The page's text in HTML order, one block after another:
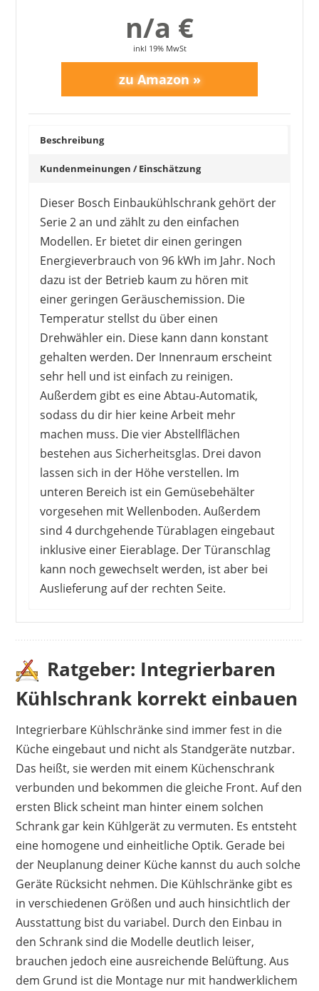
n/a €
inkl 19% MwSt
Beschreibung
Kundenmeinungen / Einschätzung
Dieser Bosch Einbaukühlschrank gehört der
Serie 2 an und zählt zu den einfachen
Modellen. Er bietet dir einen geringen
Energieverbrauch von 96 kWh im Jahr. Noch
dazu ist der Betrieb kaum zu hören mit
einer geringen Geräuschemission. Die
Temperatur stellst du über einen
Drehwähler ein. Diese kann dann konstant
gehalten werden. Der Innenraum erscheint
sehr hell und ist einfach zu reinigen.
Außerdem gibt es eine Abtau-Automatik,
sodass du dir hier keine Arbeit mehr
machen muss. Die vier Abstellflächen
bestehen aus Sicherheitsglas. Drei davon
lassen sich in der Höhe verstellen. Im
unteren Bereich ist ein Gemüsebehälter
vorgesehen mit Wellenboden. Außerdem
sind 4 durchgehende Türablagen eingebaut
inklusive einer Eierablage. Der Türanschlag
kann noch gewechselt werden, ist aber bei
Auslieferung auf der rechten Seite.
Viele Nutzer sprechen von einem leisen und
soliden Kühlschrank, der seinen Zweck
vollkommen erfüllt. Nur zu Beginn könnte das
Anlaufen etwas lauter sein. Anschließend ist der
Kompressor kaum noch zu hören. Ist das Modell
Wassertropfen an der Rückwand und bilden
eine Eisschicht. Dennoch kümmert sich der
Kühlschrank selbst um das Abtauen. Kritik gibt
es außerdem an der Türablage. Stehen nur
einzelne Flaschen darin, fallen sie bei einem
kräftigen Ruck an der Tür heraus. Mit mehreren
Flaschen ist das aber kein Problem mehr. Auch
die Montage war für viele Kunden kein
Hindernis und leicht vorzunehmen.
Vorteile
variable Innenausstattung
helle Beleuchtung
leise im Betrieb
Ratgeber: Integrierbaren
Kühlschrank korrekt einbauen
Integrierbare Kühlschränke sind immer fest in die
Küche eingebaut und nicht als Standgeräte nutzbar.
Das heißt, sie werden mit einem Küchenschrank
verbunden und bekommen die gleiche Front. Auf den
ersten Blick scheint man hinter einem solchen
Schrank gar kein Kühlgerät zu vermuten. Es entsteht
eine homogene und einheitliche Optik. Gerade bei
der Neuplanung deiner Küche kannst du auch solche
Geräte Rücksicht nehmen. Die Kühlschränke gibt es
in verschiedenen Größen und auch hinsichtlich der
Ausstattung bist du variabel. Durch den Einbau in
den Schrank sind die Modelle deutlich leiser,
brauchen jedoch eine ausreichende Belüftung. Aus
dem Grund ist die Montage nur mit handwerklichem